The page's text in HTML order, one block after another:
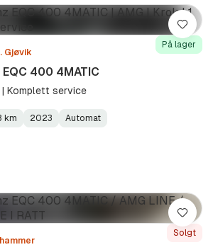
Gjøvik
På lager
400 4MATIC
| Komplett service
km 2023
Automat
Lagre
Solgt
Lagre